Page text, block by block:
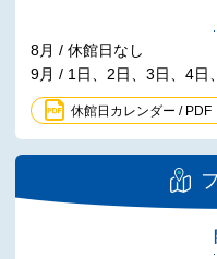
8月 / 休館日なし
9月 / 1日、2日、3日、4日
休館日カレンダー / PDF